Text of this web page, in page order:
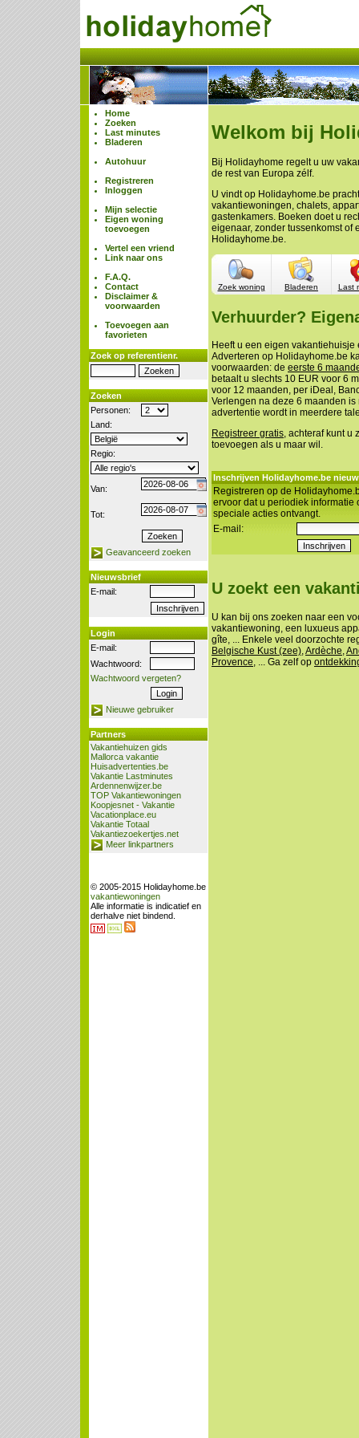
Home
Zoeken
Last minutes
Bladeren
Autohuur
Registreren
Inloggen
Mijn selectie
Eigen woning
toevoegen
Vertel een vriend
Link naar ons
F.A.Q.
Contact
Disclaimer &
voorwaarden
Toevoegen aan
favorieten
Zoek op referentienr.
Zoeken
Personen:
Land:
Regio:
Van:
Tot:
Geavanceerd zoeken
Nieuwsbrief
E-mail:
Login
E-mail:
Wachtwoord:
Wachtwoord vergeten?
Nieuwe gebruiker
Partners
Vakantiehuizen gids
Mallorca vakantie
Huisadvertenties.be
Vakantie Lastminutes
Ardennenwijzer.be
TOP Vakantiewoningen
Koopjesnet - Vakantie
Vacationplace.eu
Vakantie Totaal
Vakantiezoekertjes.net
Meer linkpartners
© 2005-2015 Holidayhome.be
vakantiewoningen
Alle informatie is indicatief en
derhalve niet bindend.
Welkom bij
Bij Holidayhome regelt u uw
de rest van Europa zélf.
U vindt op Holidayhome.be
vakantiewoningen, chalets,
gastenkamers. Boeken doet u
eigenaar, zonder tussenkomst of
Holidayhome.be.
Zoek woning Bladeren Last
Verhuurder?
Heeft u een eigen
Adverteren op Holidayhome.be
voorwaarden: de eerste 6
betaalt u slechts 10 EUR voor 6
voor 12 maanden, per iDeal,
Verlengen na deze 6 maanden is
advertentie wordt in meerdere
Registreer gratis, achteraf kunt u
toevoegen als u maar wil.
Inschrijven Holidayhome.be
Registreren op de
ervoor dat u periodiek informatie
speciale acties ontvangt.
E-mail:
U zoekt een
U kan bij ons zoeken naar een
vakantiewoning, een luxueus
gîte, ... Enkele veel doorzochte
Belgische Kust (zee) Ardèche
Provence , ... Ga zelf op